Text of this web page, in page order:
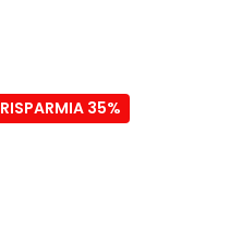
RISPARMIA 35%